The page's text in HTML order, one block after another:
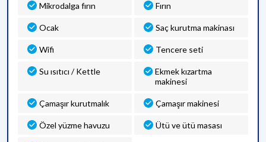
Mikrodalga fırın Fırın
Ocak Saç kurutma makinası
Wifi Tencere seti
Su ısıtıcı / Kettle
Ekmek kızartma
makinesi
Çamaşır kurutmalık Çamaşır makinesi
Özel yüzme havuzu Ütü ve ütü masası